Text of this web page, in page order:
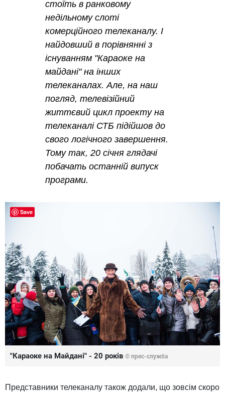
стоїть в ранковому
недільному слоті
комерційного телеканалу. І
найдовший в порівнянні з
існуванням "Караоке на
майдані" на інших
телеканалах. Але, на наш
погляд, телевізійний
життєвий цикл проекту на
телеканалі СТБ підійшов до
свого логічного завершення.
Тому так, 20 січня глядачі
побачать останній випуск
програми.
"Караоке на Майдані" - 20 років © прес-служба
Представники телеканалу також додали, що зовсім скоро
Save